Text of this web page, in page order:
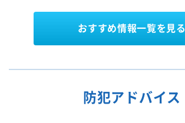
おすすめ情報一覧を見る
防犯アドバイス